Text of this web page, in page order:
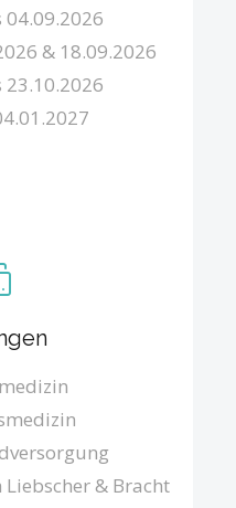
& 18.09.2026
23.10.2026
& Bracht